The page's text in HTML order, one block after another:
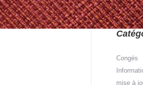
Congés
mise à